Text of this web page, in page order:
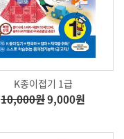
K종이접기 1급
10,000원9,000원